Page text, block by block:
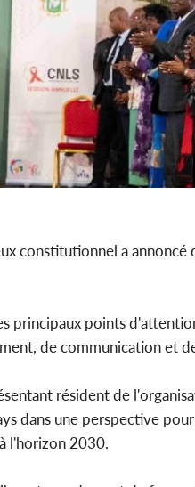
constitutionnel a
principaux points
de communication et
résident de
dans une perspective
l'horizon 2030.